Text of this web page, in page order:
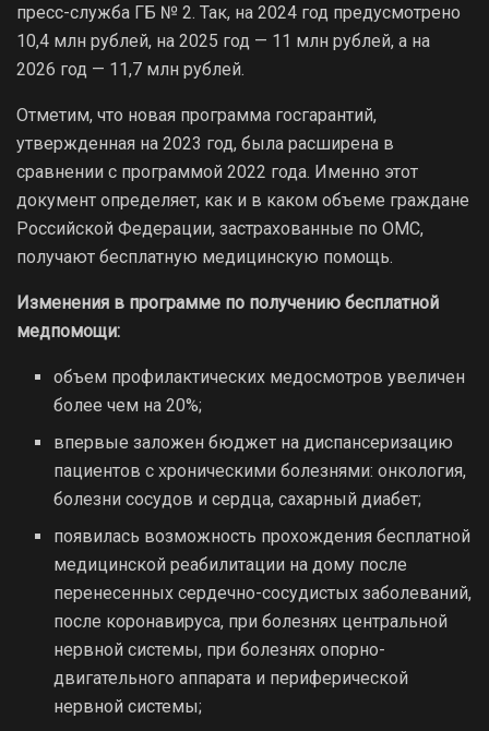
пресс-служба ГБ № 2. Так, на 2024 год предусмотрено
10,4 млн рублей, на 2025 год — 11 млн рублей, а на
2026 год — 11,7 млн рублей.
Отметим, что новая программа госгарантий,
утвержденная на 2023 год, была расширена в
сравнении с программой 2022 года. Именно этот
документ определяет, как и в каком объеме граждане
Российской Федерации, застрахованные по ОМС,
получают бесплатную медицинскую помощь.
Изменения в программе по получению бесплатной
медпомощи:
объем профилактических медосмотров увеличен
более чем на 20%;
впервые заложен бюджет на диспансеризацию
пациентов с хроническими болезнями: онкология,
болезни сосудов и сердца, сахарный диабет;
появилась возможность прохождения бесплатной
медицинской реабилитации на дому после
перенесенных сердечно-сосудистых заболеваний,
после коронавируса, при болезнях центральной
нервной системы, при болезнях опорно-
двигательного аппарата и периферической
нервной системы;